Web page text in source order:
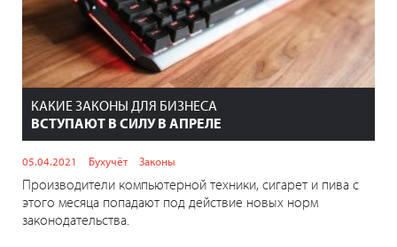
КАКИЕ ЗАКОНЫ ДЛЯ БИЗНЕСА
ВСТУПАЮТ В СИЛУ В АПРЕЛЕ
05.04.2021 Бухучёт Законы
Производители компьютерной техники, сигарет и пива с
этого месяца попадают под действие новых норм
законодательства.